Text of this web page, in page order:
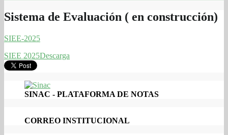
Sistema de Evaluación ( en construcción)
SIEE-2025
SIEE 2025Descarga
SINAC - PLATAFORMA DE NOTAS
CORREO INSTITUCIONAL